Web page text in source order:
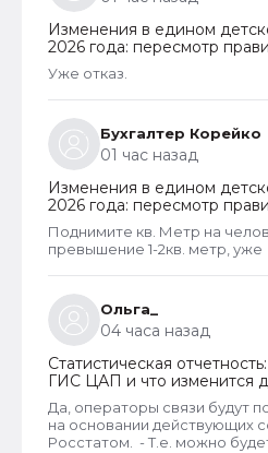
Изменения в едином
2026 года: пересмотр
новый порядок
пребывания
Уже отказ.
Бухгалтер Корейко
01 час назад
Изменения в едином
2026 года: пересмотр
новый порядок
пребывания
Поднимите кв. Метр на
превышение 1-2кв. метр, уже
Ольга_
04 часа назад
Статистическая
ГИС ЦАП и что изменится
Да, операторы связи будут
на основании действующих
Росстатом. - Т.е. можно